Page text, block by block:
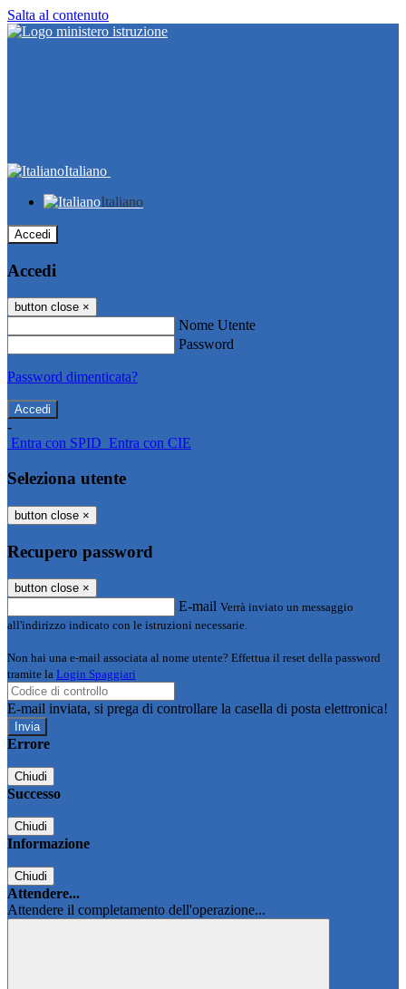
Salta al contenuto
Italiano
Italiano
Accedi
Accedi
button close ×
Nome Utente
Password
Password dimenticata?
-
Entra con SPID Entra con CIE
Seleziona utente
button close ×
Recupero password
button close ×
E-mail Verrà inviato un messaggio
all'indirizzo indicato con le istruzioni necessarie.
Non hai una e-mail associata al nome utente? Effettua il reset della password
tramite la Login Spaggiari
E-mail inviata, si prega di controllare la casella di posta elettronica!
Errore
Chiudi
Successo
Chiudi
Informazione
Chiudi
Attendere...
Attendere il completamento dell'operazione...